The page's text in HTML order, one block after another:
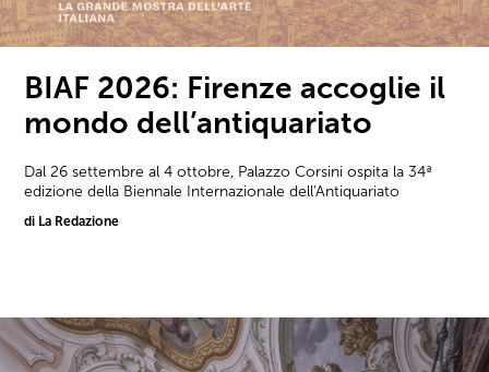
BIAF 2026: Firenze accoglie il
mondo dell’antiquariato
Dal 26 settembre al 4 ottobre, Palazzo Corsini ospita la 34ª
edizione della Biennale Internazionale dell'Antiquariato
di La Redazione